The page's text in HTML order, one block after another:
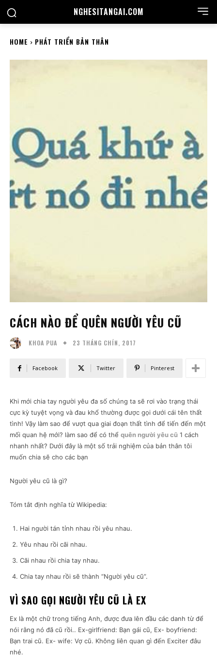
NGHESITANGAI.COM
HOME PHÁT TRIỂN BẢN THÂN
CÁCH NÀO ĐỂ QUÊN NGƯỜI YÊU CŨ
KHOA PUA 23 THÁNG CHÍN, 2017
Facebook Twitter Pinterest
Khi mới chia tay người yêu đa số chúng ta sẽ rơi vào trạng thái
cực kỳ tuyệt vọng và đau khổ thường được gọi dưới cái tên thất
tình! Vậy làm sao để vượt qua giai đoạn thất tình để tiến đến một
mối quan hệ mới? làm sao để có thể quên người yêu cũ 1 cách
nhanh nhất? Dưới đây là một số trải nghiệm của bản thân tôi
muốn chia sẽ cho các bạn
Người yêu cũ là gì?
Tóm tắt định nghĩa từ Wikipedia:
Hai người tán tỉnh nhau rồi yêu nhau.
Yêu nhau rồi cãi nhau.
Cãi nhau rồi chia tay nhau.
Chia tay nhau rồi sẽ thành “Người yêu cũ”.
VÌ SAO GỌI NGƯỜI YÊU CŨ LÀ EX
Ex là một chữ trong tiếng Anh, được đưa lên đầu các danh từ để
nói rằng nó đã cũ rồi.. Ex-girlfriend: Bạn gái cũ, Ex- boyfriend:
Bạn trai cũ. Ex- wife: Vợ cũ. Không liên quan gì đến Exciter đâu
nhé.